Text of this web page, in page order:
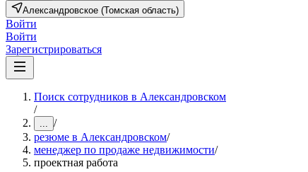
Александровское (Томская область)
Войти
Войти
Зарегистрироваться
Поиск сотрудников в Александровском
/
... /
резюме в Александровском/
менеджер по продаже недвижимости/
проектная работа